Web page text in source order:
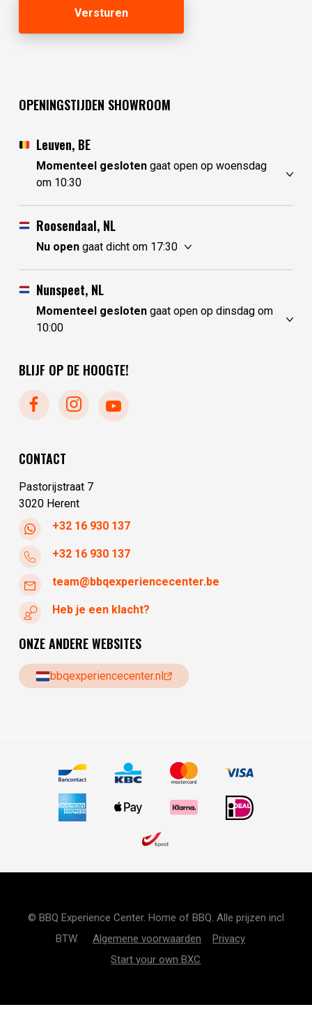
OPENINGSTIJDEN SHOWROOM
Leuven, BE
Momenteel geslotengaat open op woensdag
om 10:30
maandag
vrijdag
zaterdag
10:30 - 17:30
Roosendaal, NL
Nu opengaat dicht om 17:30
maandag
woensdag
zaterdag
Nunspeet, NL
Momenteel geslotengaat open op dinsdag om
10:00
maandag
woensdag
donderdag
zaterdag
BLIJF OP DE HOOGTE!
CONTACT
Pastorijstraat 7
3020 Herent
+32 16 930 137
+32 16 930 137
team@bbqexperiencecenter.be
Heb je een klacht?
ONZE ANDERE WEBSITES
bbqexperiencecenter.nl
© BBQ Experience Center. Home of BBQ. Alle prijzen incl
BTW. Algemene voorwaarden
Privacy
Start your own BXC